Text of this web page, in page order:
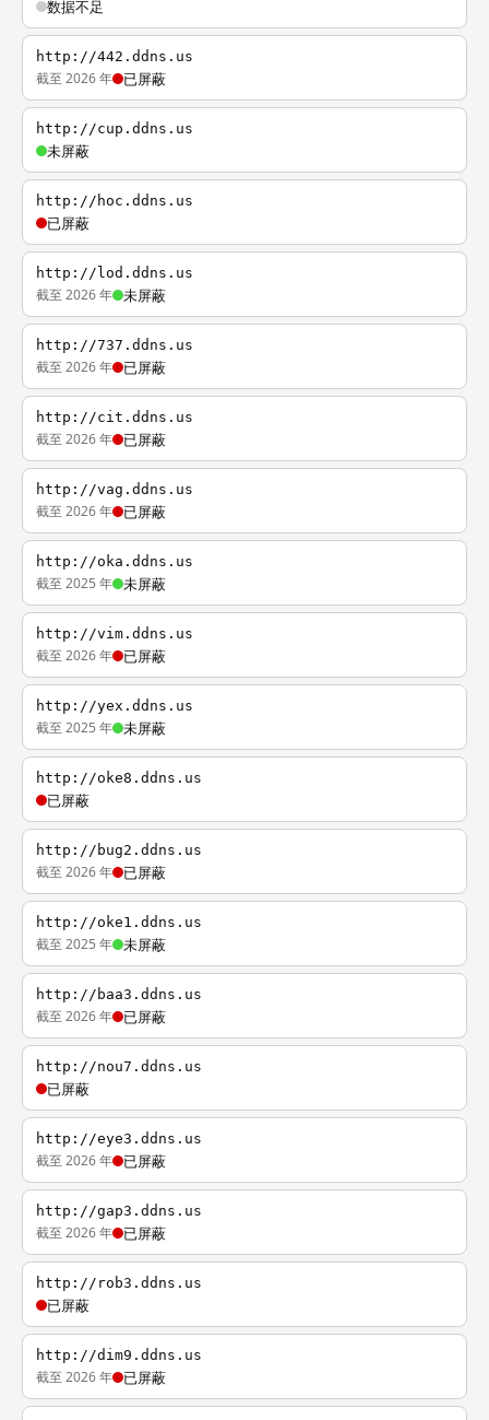
数据不足
http://442.ddns.us
截至 2026 年 已屏蔽
http://cup.ddns.us
未屏蔽
http://hoc.ddns.us
已屏蔽
http://lod.ddns.us
截至 2026 年 未屏蔽
http://737.ddns.us
截至 2026 年 已屏蔽
http://cit.ddns.us
截至 2026 年 已屏蔽
http://vag.ddns.us
截至 2026 年 已屏蔽
http://oka.ddns.us
截至 2025 年 未屏蔽
http://vim.ddns.us
截至 2026 年 已屏蔽
http://yex.ddns.us
截至 2025 年 未屏蔽
http://oke8.ddns.us
已屏蔽
http://bug2.ddns.us
截至 2026 年 已屏蔽
http://oke1.ddns.us
截至 2025 年 未屏蔽
http://baa3.ddns.us
截至 2026 年 已屏蔽
http://nou7.ddns.us
已屏蔽
http://eye3.ddns.us
截至 2026 年 已屏蔽
http://gap3.ddns.us
截至 2026 年 已屏蔽
http://rob3.ddns.us
已屏蔽
http://dim9.ddns.us
截至 2026 年 已屏蔽